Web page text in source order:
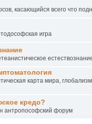
касающийся всего что
игра
карта мира,
кредо?
антропософский форум